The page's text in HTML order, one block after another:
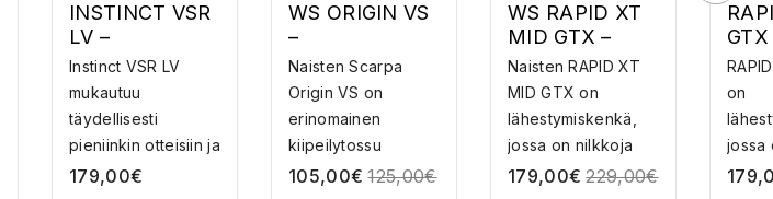
INSTINCT VSR
LV –
KIIPEILYKENG
ÄT
Instinct VSR LV
mukautuu
täydellisesti
pieniinkin otteisiin ja
sen ...
179,00€
WS ORIGIN VS
–
KIIPEILYKENG
ÄT
Naisten Scarpa
Origin VS on
erinomainen
kiipeilytossu
ensimmäiseksi...
105,00€ 125,00€
WS RAPID XT
MID GTX –
GORE-TEX
LÄHESTYMISK
ENGÄT
Naisten RAPID XT
MID GTX on
lähestymiskenkä,
jossa on nilkkoja
suoj...
179,00€ 229,00€
TEX
on
jossa